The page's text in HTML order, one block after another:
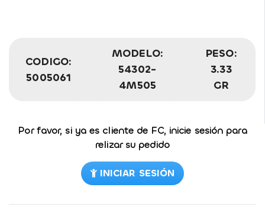
CODIGO:
5005061
MODELO:
54302-
4M505
PESO:
3.33
GR
Por favor, si ya es cliente de FC, inicie sesión para
relizar su pedido
INICIAR SESIÓN